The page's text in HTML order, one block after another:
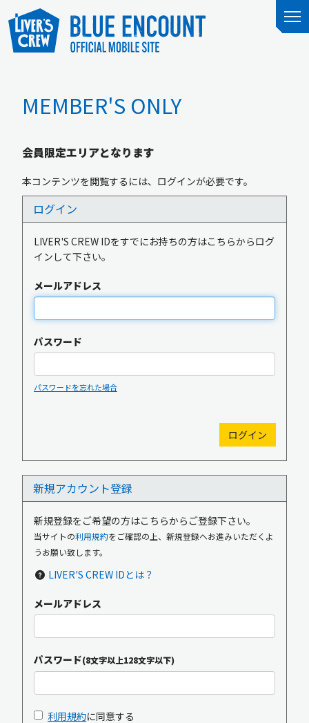
MEMBER'S ONLY
会員限定エリアとなります
本コンテンツを閲覧するには、ログインが必要です。
ログイン
LIVER'S CREW IDをすでにお持ちの方はこちらからログ
インして下さい。
メールアドレス
パスワード
パスワードを忘れた場合
新規アカウント登録
新規登録をご希望の方はこちらからご登録下さい。
当サイトの利用規約をご確認の上、新規登録へお進みいただくよ
うお願い致します。
LIVER'S CREW IDとは？
メールアドレス
パスワード(8文字以上128文字以下)
利用規約に同意する